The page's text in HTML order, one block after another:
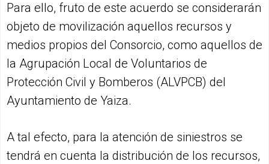
Para ello, fruto de este acuerdo se considerarán
objeto de movilización aquellos recursos y
medios propios del Consorcio, como aquellos de
la Agrupación Local de Voluntarios de
Protección Civil y Bomberos (ALVPCB) del
Ayuntamiento de Yaiza.
A tal efecto, para la atención de siniestros se
tendrá en cuenta la distribución de los recursos,